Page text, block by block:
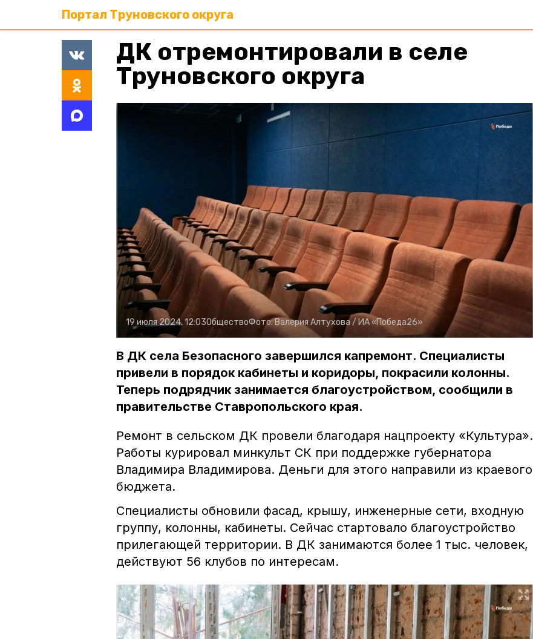
Портал Труновского округа
ДК отремонтировали в селе
Труновского округа
19 июля 2024, 12:03ОбществоФото:Валерия Алтухова / ИА «Победа26»
В ДК села Безопасного завершился капремонт. Специалисты
привели в порядок кабинеты и коридоры, покрасили колонны.
Теперь подрядчик занимается благоустройством, сообщили в
правительстве Ставропольского края.
Ремонт в сельском ДК провели благодаря нацпроекту «Культура».
Работы курировал минкульт СК при поддержке губернатора
Владимира Владимирова. Деньги для этого направили из краевого
бюджета.
Специалисты обновили фасад, крышу, инженерные сети, входную
группу, колонны, кабинеты. Сейчас стартовало благоустройство
прилегающей территории. В ДК занимаются более 1 тыс. человек,
действуют 56 клубов по интересам.